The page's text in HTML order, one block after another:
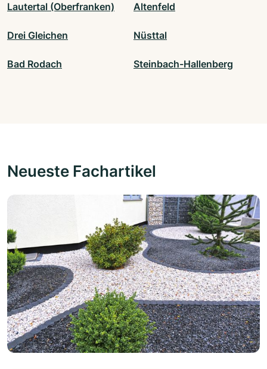
Lautertal (Oberfranken) Altenfeld
Drei Gleichen Nüsttal
Bad Rodach Steinbach-Hallenberg
Neueste Fachartikel